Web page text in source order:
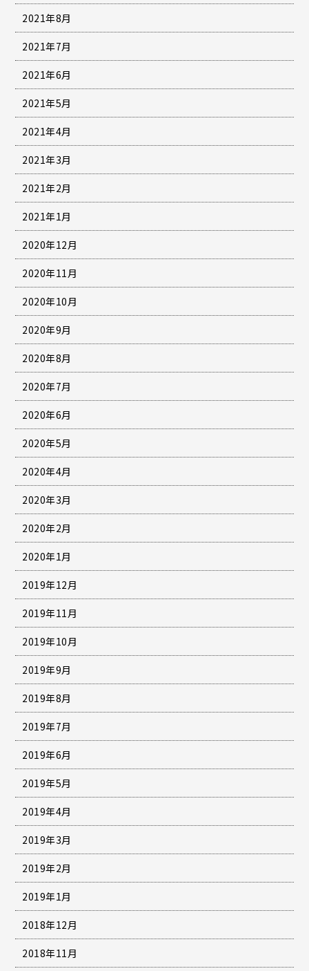
2021年8月
2021年7月
2021年6月
2021年5月
2021年4月
2021年3月
2021年2月
2021年1月
2020年12月
2020年11月
2020年10月
2020年9月
2020年8月
2020年7月
2020年6月
2020年5月
2020年4月
2020年3月
2020年2月
2020年1月
2019年12月
2019年11月
2019年10月
2019年9月
2019年8月
2019年7月
2019年6月
2019年5月
2019年4月
2019年3月
2019年2月
2019年1月
2018年12月
2018年11月